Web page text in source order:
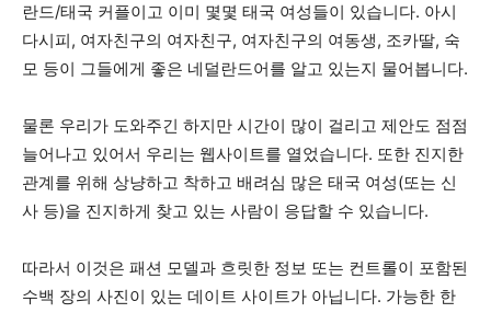
란드/태국 커플이고 이미 몇몇 태국 여성들이 있습니다. 아시
다시피, 여자친구의 여자친구, 여자친구의 여동생, 조카딸, 숙
모 등이 그들에게 좋은 네덜란드어를 알고 있는지 물어봅니다.
물론 우리가 도와주긴 하지만 시간이 많이 걸리고 제안도 점점
늘어나고 있어서 우리는 웹사이트를 열었습니다. 또한 진지한
관계를 위해 상냥하고 착하고 배려심 많은 태국 여성(또는 신
사 등)을 진지하게 찾고 있는 사람이 응답할 수 있습니다.
따라서 이것은 패션 모델과 흐릿한 정보 또는 컨트롤이 포함된
수백 장의 사진이 있는 데이트 사이트가 아닙니다. 가능한 한